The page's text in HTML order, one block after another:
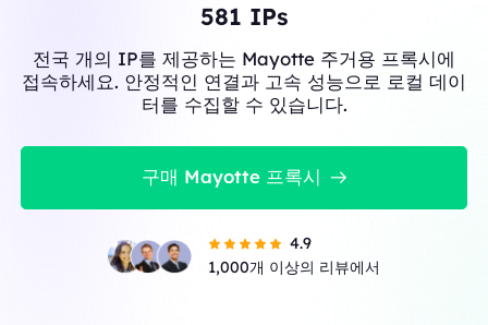
581 IPs
전국 개의 IP를 제공하는 Mayotte 주거용 프록시에
접속하세요. 안정적인 연결과 고속 성능으로 로컬 데이
터를 수집할 수 있습니다.
구매 Mayotte 프록시
4.9
1,000개 이상의 리뷰에서